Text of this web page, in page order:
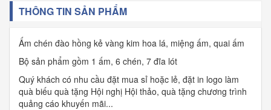
THÔNG TIN SẢN PHẨM
Ấm chén đào hồng kẻ vàng kim hoa lá, miệng ấm, quai ấm
Bộ sản phẩm gồm 1 ấm, 6 chén, 7 đĩa lót
Quý khách có nhu cầu đặt mua sỉ hoặc lẻ, đặt in logo làm
quà biếu quà tặng Hội nghị Hội thảo, quà tặng chương trình
quảng cáo khuyến mãi...